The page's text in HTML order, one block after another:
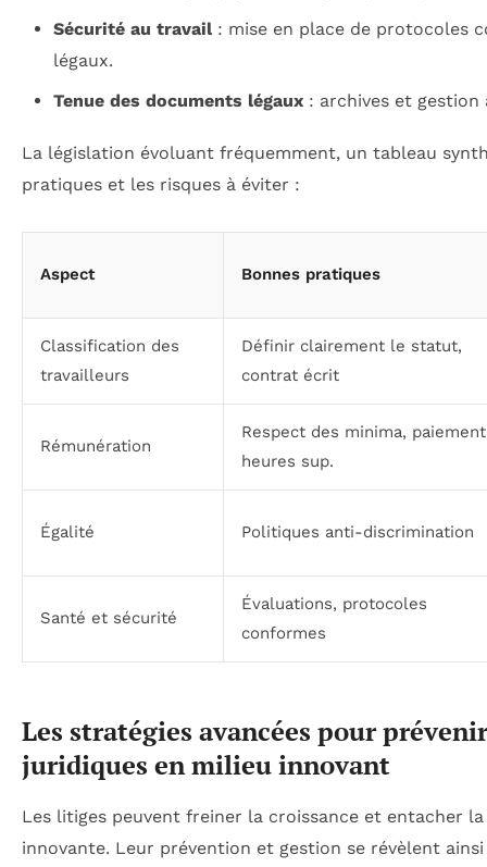
Sécurité au travail: mise en place de protocoles
légaux.
Tenue des documents légaux: archives et gestion
La législation évoluant fréquemment, un tableau
pratiques et les risques à éviter :
Aspect Bonnes pratiques
Classification des
travailleurs
Définir clairement le statut,
contrat écrit
Rémunération
Respect des minima, paiement
heures sup.
Égalité Politiques anti-discrimination
Santé et sécurité
Évaluations, protocoles
conformes
Les stratégies avancées pour
juridiques en milieu innovant
Les litiges peuvent freiner la croissance et entacher
innovante. Leur prévention et gestion se révèlent